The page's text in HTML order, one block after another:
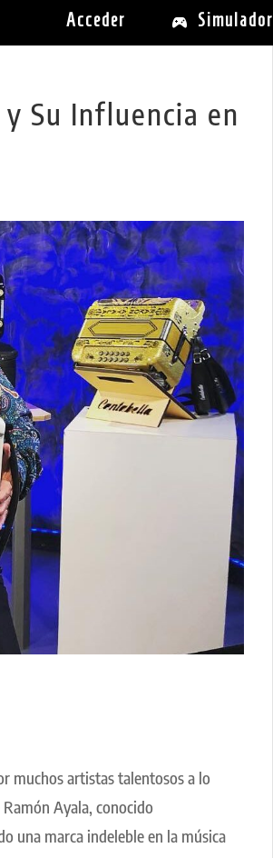
Acceder Simulador
Su Influencia en
muchos artistas talentosos a lo
Ayala, conocido
una marca indeleble en la música